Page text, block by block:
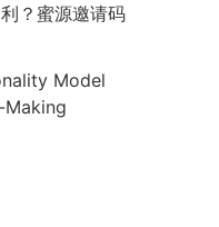
？蜜源邀请码
Model
Making